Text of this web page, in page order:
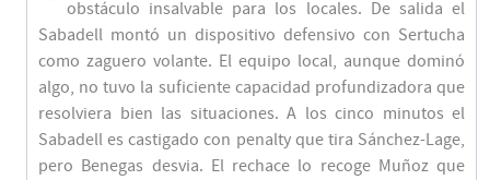
obstáculo insalvable para los locales. De salida el
Sabadell montó un dispositivo defensivo con Sertucha
como zaguero volante. El equipo local, aunque dominó
algo, no tuvo la suficiente capacidad profundizadora que
resolviera bien las situaciones. A los cinco minutos el
Sabadell es castigado con penalty que tira Sánchez-Lage,
pero Benegas desvia. El rechace lo recoge Muñoz que